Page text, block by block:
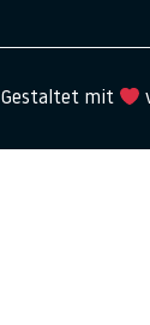
Gestaltet mit